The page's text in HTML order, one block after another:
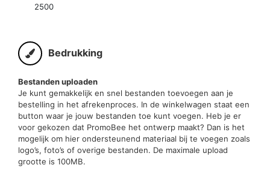
2500
Bedrukking
Bestanden uploaden
Je kunt gemakkelijk en snel bestanden toevoegen aan je
bestelling in het afrekenproces. In de winkelwagen staat een
button waar je jouw bestanden toe kunt voegen. Heb je er
voor gekozen dat PromoBee het ontwerp maakt? Dan is het
mogelijk om hier ondersteunend materiaal bij te voegen zoals
logo’s, foto’s of overige bestanden. De maximale upload
grootte is 100MB.